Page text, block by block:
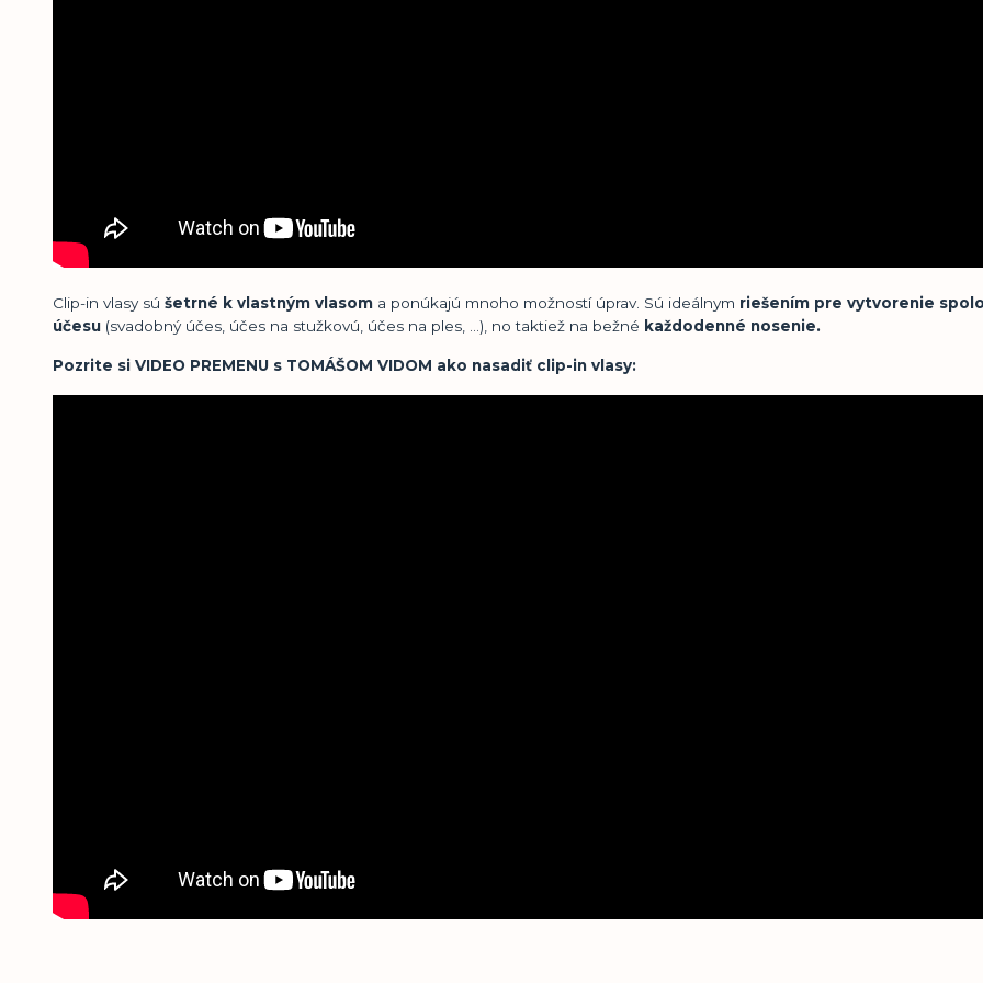
Clip-in vlasy sú šetrné k vlastným vlasom a ponúkajú mnoho možností úprav. Sú ideálnym riešením pre vytvorenie
účesu (svadobný účes, účes na stužkovú, účes na ples, ...), no taktiež na bežné každodenné nosenie.
Pozrite si VIDEO PREMENU s TOMÁŠOM VIDOM ako nasadiť clip-in vlasy: